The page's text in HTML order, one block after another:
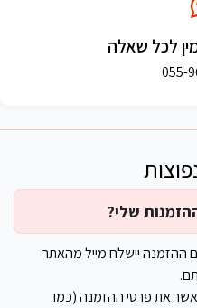
שלי?
ההזמנה יישלח מייל מהאתר
את פרטי ההזמנה (כמו
לכל שאלה
055-